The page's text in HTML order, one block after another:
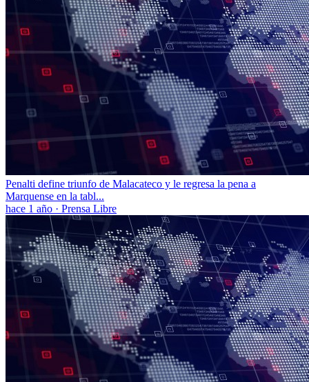
Penalti define triunfo de Malacateco y le regresa la pena a
Marquense en la tabl...
hace 1 año · Prensa Libre